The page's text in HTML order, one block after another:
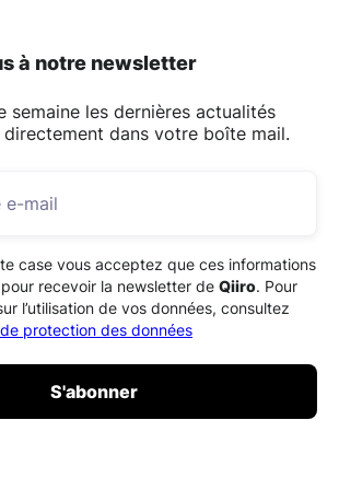
à notre newsletter
semaine les dernières actualités
dans votre boîte mail.
case vous acceptez que ces informations
recevoir la newsletter de Qiiro. Pour
l’utilisation de vos données, consultez
protection des données